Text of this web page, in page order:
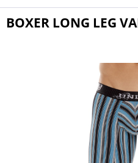
BOXER LONG LEG